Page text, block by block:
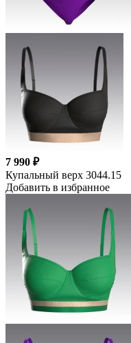
7 990 ₽
Купальный верх 3044.15
Добавить в избранное